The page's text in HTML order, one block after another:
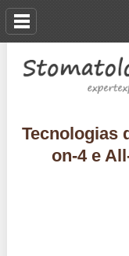
Tecnologias
on-4 e